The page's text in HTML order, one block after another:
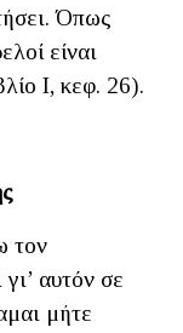
Όπως
είναι
Ι, κεφ. 26).
τον
αυτόν σε
μήτε